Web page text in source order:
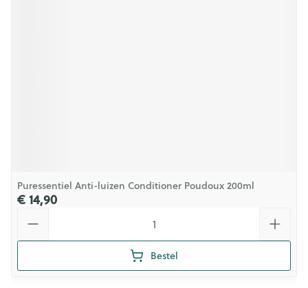
Puressentiel Anti-luizen Conditioner Poudoux 200ml
€ 14,90
Bestel